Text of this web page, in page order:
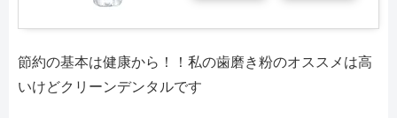
節約の基本は健康から！！私の歯磨き粉のオススメは高
いけどクリーンデンタルです